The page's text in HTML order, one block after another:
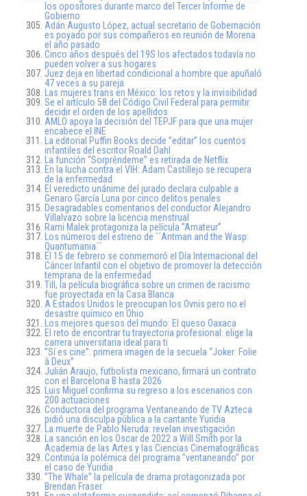
los opositores durante marco del Tercer Informe de
Gobierno
Adán Augusto López, actual secretario de Gobernación
es poyado por sus compañeros en reunión de Morena
el año pasado
Cinco años después del 19S los afectados todavía no
pueden volver a sus hogares
Juez deja en libertad condicional a hombre que apuñaló
47 veces a su pareja
Las mujeres trans en México: los retos y la invisibilidad
Se el artículo 58 del Código Civil Federal para permitir
decidir el orden de los apellidos
AMLO apoya la decisión del TEPJF para que una mujer
encabece el INE
La editorial Puffin Books decide ”editar” los cuentos
infantiles del escritor Roald Dahl
La función “Sorpréndeme” es retirada de Netflix
En la lucha contra el VIH: Adam Castillejo se recupera
de la enfermedad
El veredicto unánime del jurado declara culpable a
Genaro García Luna por cinco delitos penales
Desagradables comentarios del conductor Alejandro
Villalvazo sobre la licencia menstrual
Rami Malek protagoniza la película ”Amateur”
Los números del estreno de ´´Antman and the Wasp:
Quantumania´´
El 15 de febrero se conmemoró el Día Internacional del
Cáncer Infantil con el objetivo de promover la detección
temprana de la enfermedad
Till, la película biográfica sobre un crimen de racismo
fue proyectada en la Casa Blanca
A Estados Unidos le preocupan los Ovnis pero no el
desastre químico en Ohio
Los mejores quesos del mundo: El queso Oaxaca
El reto de encontrar tu trayectoria profesional: elige la
carrera universitaria ideal para ti
”Sí es cine”: primera imagen de la secuela “Joker: Folie
à Deux”
Julián Araujo, futbolista mexicano, firmará un contrato
con el Barcelona B hasta 2026
Luis Miguel confirma su regreso a los escenarios con
200 actuaciones
Conductora del programa Ventaneando de TV Azteca
pidió una disculpa pública a la cantante Yuridia
La muerte de Pablo Neruda: revelan investigación
La sanción en los Oscar de 2022 a Will Smith por la
Academia de las Artes y las Ciencias Cinematográficas
Continúa la polémica del programa ”ventaneando” por
el caso de Yuridia
”The Whale” la película de drama protagonizada por
Brendan Fraser